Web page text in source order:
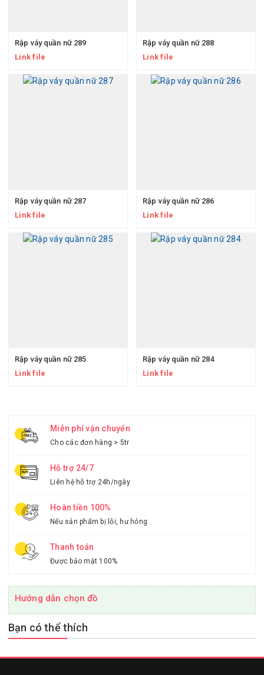
Rập váy quần nữ 289
Link file
Rập váy quần nữ 288
Link file
Rập váy quần nữ 287
Link file
Rập váy quần nữ 286
Link file
Rập váy quần nữ 285
Link file
Rập váy quần nữ 284
Link file
Miễn phí vận chuyển
Cho các đơn hàng > 5tr
Hỗ trợ 24/7
Liên hệ hỗ trợ 24h/ngày
Hoàn tiền 100%
Nếu sản phẩm bị lỗi, hư hỏng
Thanh toán
Được bảo mật 100%
Hướng dẫn chọn đồ
Bạn có thể thích